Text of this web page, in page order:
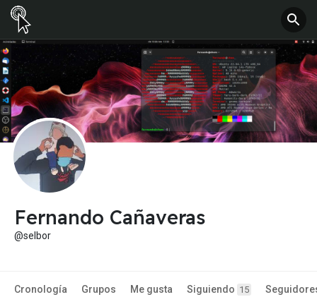
Fernando Cañaveras
@selbor
Cronología Grupos Me gusta Siguiendo 15